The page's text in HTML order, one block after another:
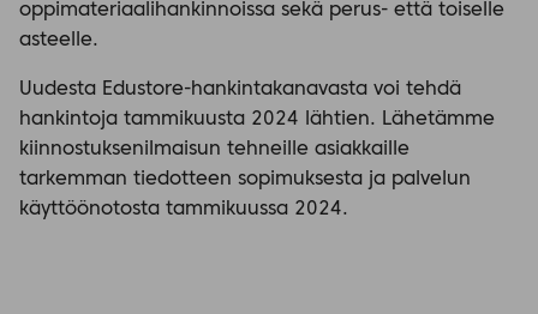
oppimateriaalihankinnoissa sekä perus- että toiselle
asteelle.
Uudesta Edustore-hankintakanavasta voi tehdä
hankintoja tammikuusta 2024 lähtien. Lähetämme
kiinnostuksenilmaisun tehneille asiakkaille
tarkemman tiedotteen sopimuksesta ja palvelun
käyttöönotosta tammikuussa 2024.